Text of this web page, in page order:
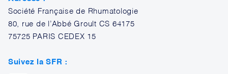
Société Française de Rhumatologie
80, rue de l’Abbé Groult CS 64175
75725 PARIS CEDEX 15
Suivez la SFR :